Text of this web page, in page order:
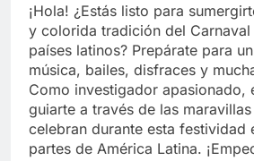
¡Hola! ¿Estás listo para
y colorida tradición del
países latinos? Prepárate para
música, bailes, disfraces y
Como investigador apasionado,
guiarte a través de las
celebran durante esta festividad
partes de América Latina.